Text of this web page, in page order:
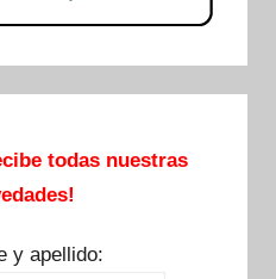
todas nuestras
y apellido: